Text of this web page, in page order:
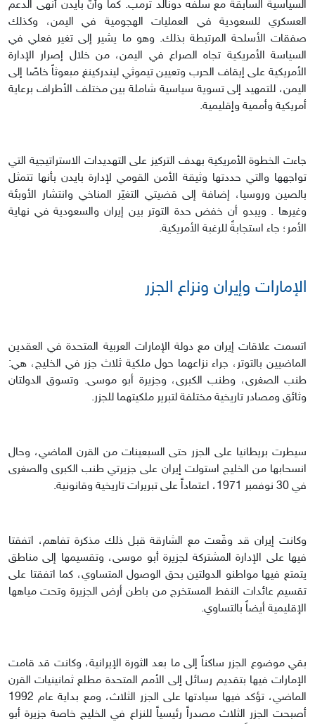
السياسية السابقة مع سلفه دونالد ترمب. كما وأنّ بايدن أنهى الدعم
العسكري للسعودية في العمليات الهجومية في اليمن، وكذلك
صفقات الأسلحة المرتبطة بذلك. وهو ما يشير إلى تغير فعلي في
السياسة الأمريكية تجاه الصراع في اليمن، من خلال إصرار الإدارة
الأمريكية على إيقاف الحرب وتعيين تيموثي ليندركينغ مبعوثاً خاصًا إلى
اليمن، للتمهيد إلى تسوية سياسية شاملة بين مختلف الأطراف برعاية
أمريكية وأممية وإقليمية.
جاءت الخطوة الأمريكية بهدف التركيز على التهديدات الاستراتيجية التي
تواجهها والتي حددتها وثيقة الأمن القومي لإدارة بايدن بأنها تتمثل
بالصين وروسيا، إضافة إلى قضيتي التغيّر المناخي وانتشار الأوبئة
وغيرها . ويبدو أن خفض حدة التوتر بين إيران والسعودية في نهاية
الأمر؛ جاء استجابةً للرغبة الأمريكية.
الإمارات وإيران ونزاع الجزر
اتسمت علاقات إيران مع دولة الإمارات العربية المتحدة في العقدين
الماضيين بالتوتر، جراء نزاعهما حول ملكية ثلاث جزر في الخليج، هي:
طنب الصغرى، وطنب الكبرى، وجزيرة أبو موسى. وتسوق الدولتان
وثائق ومصادر تاريخية مختلفة لتبرير ملكيتهما للجزر.
سيطرت بريطانيا على الجزر حتى السبعينات من القرن الماضي، وحال
انسحابها من الخليج استولت إيران على جزيرتي طنب الكبرى والصغرى
في 30 نوفمبر 1971، اعتماداً على تبريرات تاريخية وقانونية.
وكانت إيران قد وقّعت مع الشارقة قبل ذلك مذكرة تفاهم، اتفقتا
فيها على الإدارة المشتركة لجزيرة أبو موسى، وتقسيمها إلى مناطق
يتمتع فيها مواطنو الدولتين بحق الوصول المتساوي، كما اتفقتا على
تقسيم عائدات النفط المستخرج من باطن أرض الجزيرة وتحت مياهها
الإقليمية أيضاً بالتساوي.
بقي موضوع الجزر ساكناً إلى ما بعد الثورة الإيرانية، وكانت قد قامت
الإمارات فيها بتقديم رسائل إلى الأمم المتحدة مطلع ثمانينيات القرن
الماضي، تؤكد فيها سيادتها على الجزر الثلاث، ومع بداية عام 1992
أصبحت الجزر الثلاث مصدراً رئيسياً للنزاع في الخليج خاصة جزيرة أبو